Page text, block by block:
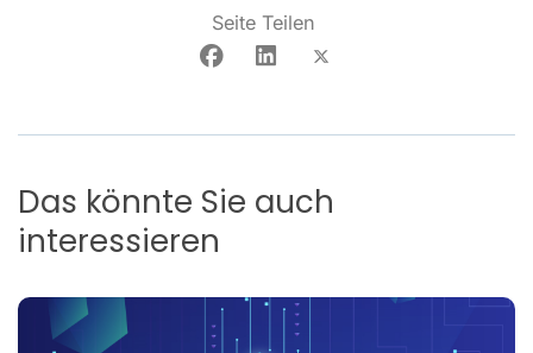
Seite Teilen
Das könnte Sie auch
interessieren